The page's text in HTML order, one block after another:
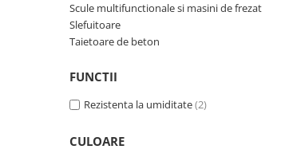
Mercedes Actros MP2
Mercedes Actros MP3
Mercedes Actros MP6
Mercedes Arocs
Scule multifunctionale si masini de frezat
Slefuitoare
Taietoare de beton
FUNCTII
Rezistenta la umiditate(2)
CULOARE